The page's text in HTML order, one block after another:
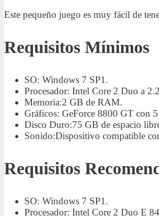
Este pequeño juego es muy fácil de
Requisitos Mínimos
SO: Windows 7 SP1.
Procesador: Intel Core 2 Duo a
Memoria:2 GB de RAM.
Gráficos: GeForce 8800 GT
Disco Duro:75 GB de espacio
Sonido:Dispositivo compatible
Requisitos
SO: Windows 7 SP1.
Procesador: Intel Core 2 Duo E